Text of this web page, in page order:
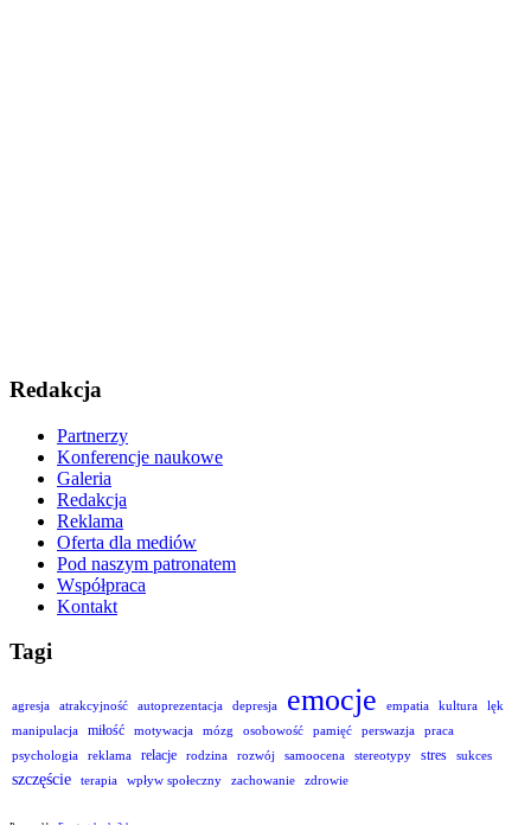
Redakcja
Partnerzy
Konferencje naukowe
Galeria
Redakcja
Reklama
Oferta dla mediów
Pod naszym patronatem
Współpraca
Kontakt
Tagi
agresja atrakcyjność autoprezentacja depresja emocje empatia kultura
lęk
manipulacja
miłość motywacja mózg osobowość pamięć perswazja
praca
psychologia
reklama relacje rodzina rozwój samoocena stereotypy stres sukces
szczęście terapia wpływ społeczny zachowanie zdrowie